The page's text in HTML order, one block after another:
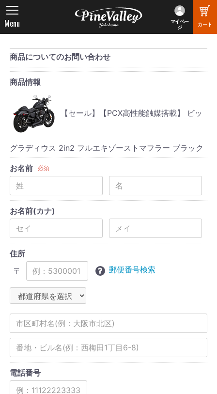
マイペー
ジ
カート
Menu
商品についてのお問い合わせ
商品情報
【セール】【PCX高性能触媒搭載】 ビッ
グラディウス 2in2 フルエキゾーストマフラー ブラック
お名前 必須
お名前(カナ)
住所
〒
郵便番号検索
電話番号